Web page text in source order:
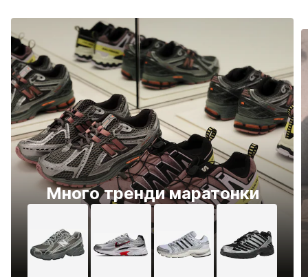
Много тренди маратонки